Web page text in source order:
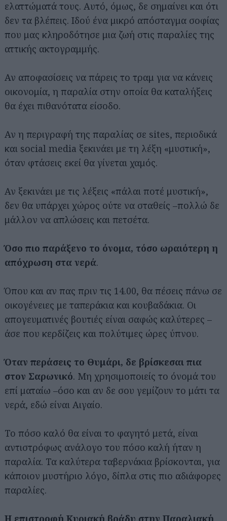
ελαττώματά τους. Αυτό, όμως, δε σημαίνει και ότι
δεν τα βλέπεις. Ιδού ένα μικρό απόσταγμα σοφίας
που μας κληροδότησε μια ζωή στις παραλίες της
αττικής ακτογραμμής.
Αν αποφασίσεις να πάρεις το τραμ για να κάνεις
οικονομία, η παραλία στην οποία θα καταλήξεις
θα έχει πιθανότατα είσοδο.
Αν η περιγραφή της παραλίας σε sites, περιοδικά
και social media ξεκινάει με τη λέξη «μυστική»,
όταν φτάσεις εκεί θα γίνεται χαμός.
Αν ξεκινάει με τις λέξεις «πάλαι ποτέ μυστική»,
δεν θα υπάρχει χώρος ούτε να σταθείς –πολλώ δε
μάλλον να απλώσεις και πετσέτα.
Όσο πιο παράξενο το όνομα, τόσο ωραιότερη η
απόχρωση στα νερά.
Όπου και αν πας πριν τις 14.00, θα πέσεις πάνω σε
οικογένειες με ταπεράκια και κουβαδάκια. Οι
απογευματινές βουτιές είναι σαφώς καλύτερες –
άσε που κερδίζεις και πολύτιμες ώρες ύπνου.
Όταν περάσεις το Θυμάρι, δε βρίσκεσαι πια
στον Σαρωνικό. Μη χρησιμοποιείς το όνομά του
επί ματαίω –όσο και αν δε σου γεμίζουν το μάτι τα
νερά, εδώ είναι Αιγαίο.
Το πόσο καλό θα είναι το φαγητό μετά, είναι
αντιστρόφως ανάλογο του πόσο καλή ήταν η
παραλία. Τα καλύτερα ταβερνάκια βρίσκονται, για
κάποιον μυστήριο λόγο, δίπλα στις πιο αδιάφορες
παραλίες.
Η επιστροφή Κυριακή βράδυ στην Παραλιακή